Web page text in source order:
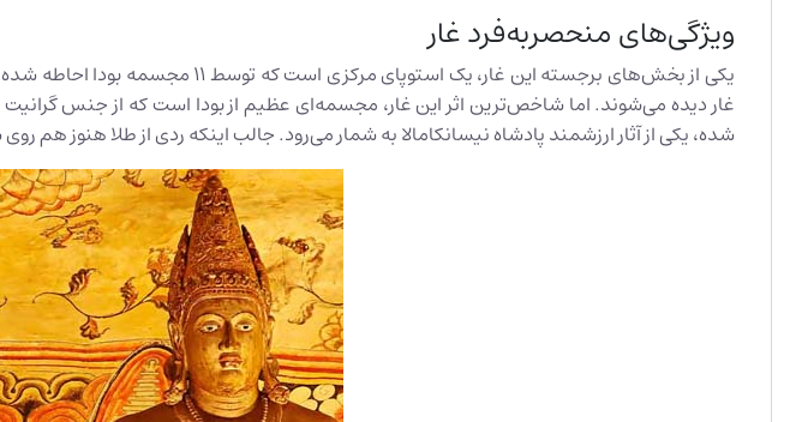
ویژگی‌های منحصربه‌فرد غار
یکی از بخش‌های برجسته این غار، یک
غار دیده می‌شوند. اما شاخص‌ترین اثر این غار، مجسمه‌ای عظیم از بودا است که از جنس گرانیت
شده، یکی از آثار ارزشمند پادشاه نیسانکامالا به شمار می‌رود. جالب اینکه ردی از طلا هنوز